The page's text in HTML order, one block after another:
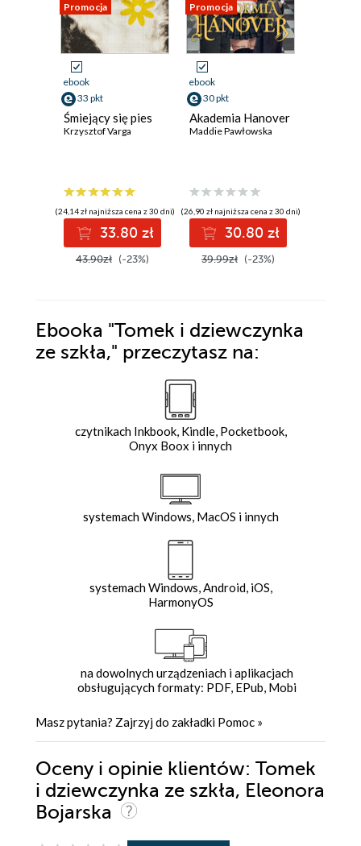
Promocja
ebook
33 pkt
Śmiejący się pies
Krzysztof Varga
(24,14 zł najniższa cena z 30 dni)
33.80 zł
43.90zł (-23%)
Promocja
ebook
30 pkt
Akademia Hanover
Maddie Pawłowska
(26,90 zł najniższa cena z 30 dni)
30.80 zł
39.99zł (-23%)
Ebooka "Tomek i dziewczynka
ze szkła," przeczytasz na:
czytnikach Inkbook, Kindle, Pocketbook,
Onyx Boox i innych
systemach Windows, MacOS i innych
systemach Windows, Android, iOS,
HarmonyOS
na dowolnych urządzeniach i aplikacjach
obsługujących formaty: PDF, EPub, Mobi
Masz pytania? Zajrzyj do zakładki Pomoc »
Oceny i opinie klientów: Tomek
i dziewczynka ze szkła, Eleonora
Bojarska